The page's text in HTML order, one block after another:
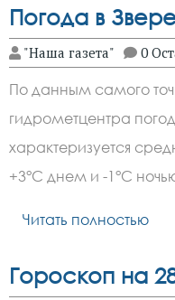
Погода в
"Наша газета" 0
По данным самого
гидрометцентра
характеризуется
+3°C днем и -1°C
Читать полностью
Гороскоп на